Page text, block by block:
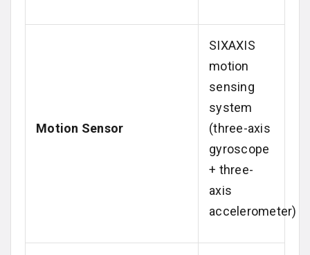
Motion Sensor
SIXAXIS
motion
sensing
system
(three-axis
gyroscope
+ three-
axis
accelerometer)